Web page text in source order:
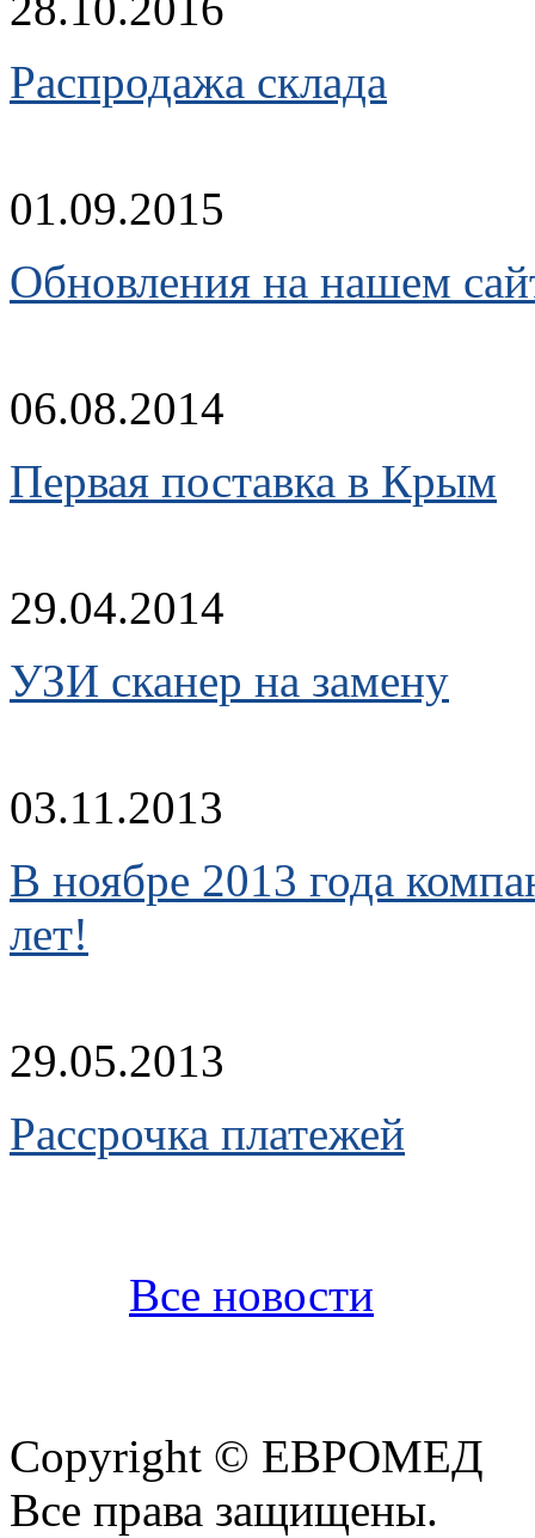
Распродажа склада
01.09.2015
Обновления на нашем
06.08.2014
Первая поставка в Крым
29.04.2014
УЗИ сканер на замену
03.11.2013
В ноябре 2013 года
лет!
29.05.2013
Рассрочка платежей
Все новости
Copyright © ЕВРОМЕД
Все права защищены.